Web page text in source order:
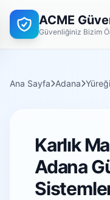
ACME
Güvenliğiniz Bizim
Ana Sayfa Adana
Karlık
Adana